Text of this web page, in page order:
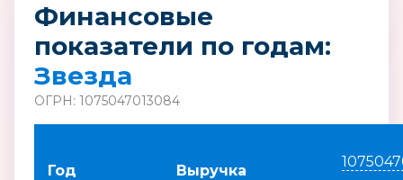
Финансовые
показатели по годам:
Звезда
ОГРН: 1075047013084
Год Выручка